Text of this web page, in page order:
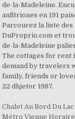
Chalet Au Bord Du
Métro Vienne